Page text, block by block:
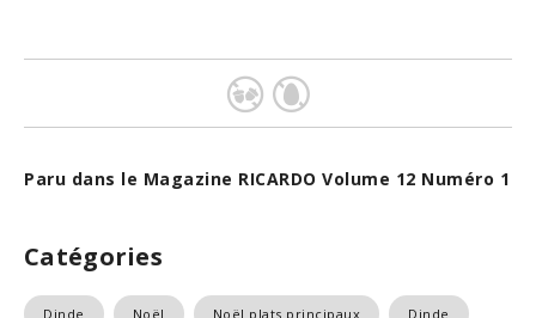
Paru dans le Magazine RICARDO Volume 12 Numéro 1
Catégories
Dinde Noël Noël plats principaux Dinde